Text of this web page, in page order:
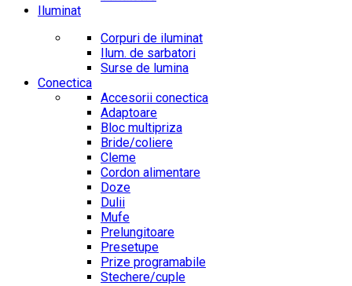
Iluminat
Corpuri de iluminat
Ilum. de sarbatori
Surse de lumina
Conectica
Accesorii conectica
Adaptoare
Bloc multipriza
Bride/coliere
Cleme
Cordon alimentare
Doze
Dulii
Mufe
Prelungitoare
Presetupe
Prize programabile
Stechere/cuple